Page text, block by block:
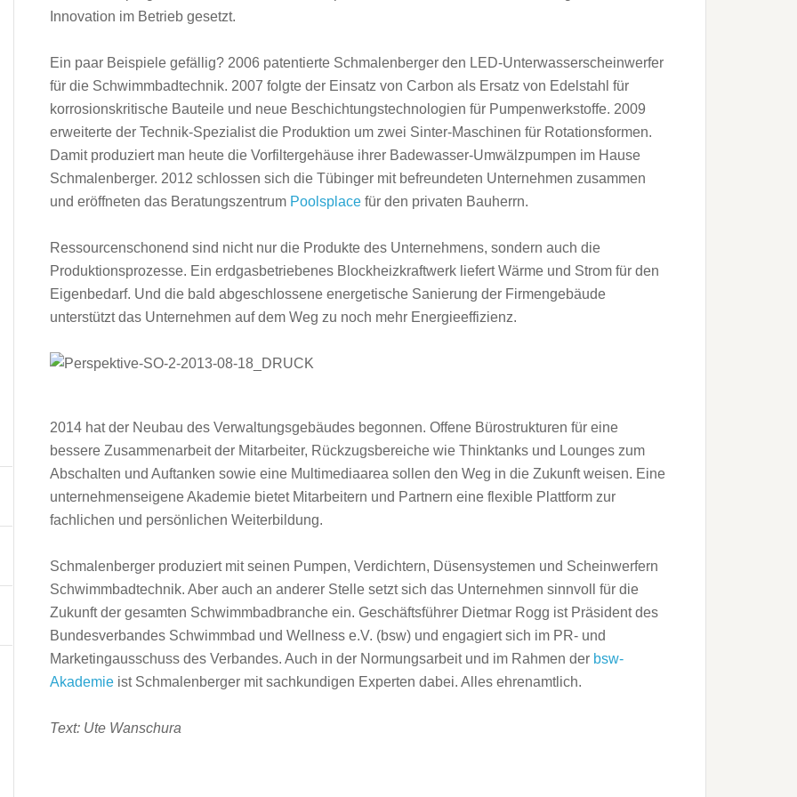
Innovation im Betrieb gesetzt.
Ein paar Beispiele gefällig? 2006 patentierte Schmalenberger den LED-Unterwasserscheinwerfer
für die Schwimmbadtechnik. 2007 folgte der Einsatz von Carbon als Ersatz von Edelstahl für
korrosionskritische Bauteile und neue Beschichtungstechnologien für Pumpenwerkstoffe. 2009
erweiterte der Technik-Spezialist die Produktion um zwei Sinter-Maschinen für Rotationsformen.
Damit produziert man heute die Vorfiltergehäuse ihrer Badewasser-Umwälzpumpen im Hause
Schmalenberger. 2012 schlossen sich die Tübinger mit befreundeten Unternehmen zusammen
und eröffneten das Beratungszentrum Poolsplace für den privaten Bauherrn.
Ressourcenschonend sind nicht nur die Produkte des Unternehmens, sondern auch die
Produktionsprozesse. Ein erdgasbetriebenes Blockheizkraftwerk liefert Wärme und Strom für den
Eigenbedarf. Und die bald abgeschlossene energetische Sanierung der Firmengebäude
unterstützt das Unternehmen auf dem Weg zu noch mehr Energieeffizienz.
2014 hat der Neubau des Verwaltungsgebäudes begonnen. Offene Bürostrukturen für eine
bessere Zusammenarbeit der Mitarbeiter, Rückzugsbereiche wie Thinktanks und Lounges zum
Abschalten und Auftanken sowie eine Multimediaarea sollen den Weg in die Zukunft weisen. Eine
unternehmenseigene Akademie bietet Mitarbeitern und Partnern eine flexible Plattform zur
fachlichen und persönlichen Weiterbildung.
Schmalenberger produziert mit seinen Pumpen, Verdichtern, Düsensystemen und Scheinwerfern
Schwimmbadtechnik. Aber auch an anderer Stelle setzt sich das Unternehmen sinnvoll für die
Zukunft der gesamten Schwimmbadbranche ein. Geschäftsführer Dietmar Rogg ist Präsident des
Bundesverbandes Schwimmbad und Wellness e.V. (bsw) und engagiert sich im PR- und
Marketingausschuss des Verbandes. Auch in der Normungsarbeit und im Rahmen der bsw-
Akademie ist Schmalenberger mit sachkundigen Experten dabei. Alles ehrenamtlich.
Text: Ute Wanschura